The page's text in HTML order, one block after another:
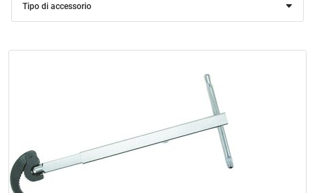
Tipo di accessorio